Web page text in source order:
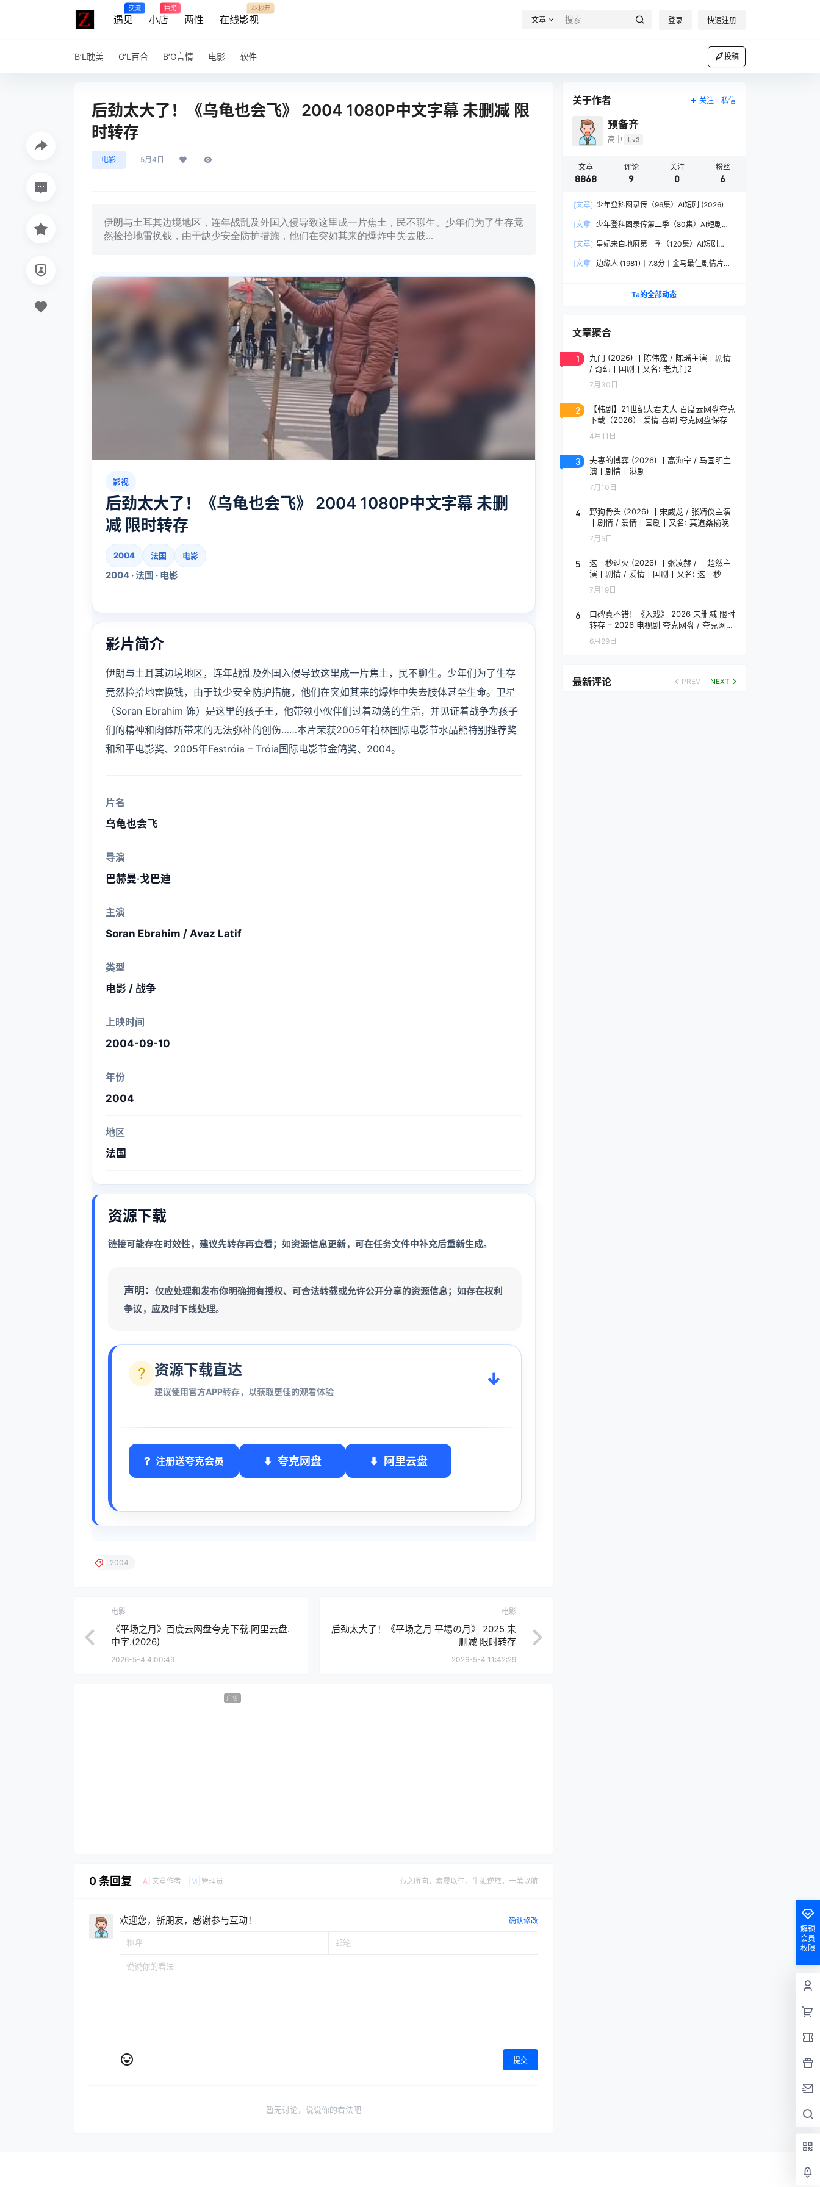
遇见
交流
小店
抽奖
两性 在线影视
4k秒开
文章 登录 快速注册
B’L耽美 G’L百合 B’G言情 电影 软件 投稿
后劲太大了！《乌龟也会飞》 2004 1080P中文字幕 未删减 限
时转存
电影 5月4日
伊朗与土耳其边境地区，连年战乱及外国入侵导致这里成一片焦土，民不聊生。少年们为了生存竟
然捡拾地雷换钱，由于缺少安全防护措施，他们在突如其来的爆炸中失去肢...
影视
后劲太大了！《乌龟也会飞》 2004 1080P中文字幕 未删
减 限时转存
2004 法国 电影
2004 · 法国 · 电影
影片简介
伊朗与土耳其边境地区，连年战乱及外国入侵导致这里成一片焦土，民不聊生。少年们为了生存
竟然捡拾地雷换钱，由于缺少安全防护措施，他们在突如其来的爆炸中失去肢体甚至生命。卫星
（Soran Ebrahim 饰）是这里的孩子王，他带领小伙伴们过着动荡的生活，并见证着战争为孩子
们的精神和肉体所带来的无法弥补的创伤……本片荣获2005年柏林国际电影节水晶熊特别推荐奖
和和平电影奖、2005年Festróia – Tróia国际电影节金鸽奖、2004。
片名
乌龟也会飞
导演
巴赫曼·戈巴迪
主演
Soran Ebrahim / Avaz Latif
类型
电影 / 战争
上映时间
2004-09-10
年份
2004
地区
法国
资源下载
链接可能存在时效性，建议先转存再查看；如资源信息更新，可在任务文件中补充后重新生成。
声明： 仅应处理和发布你明确拥有授权、可合法转载或允许公开分享的资源信息；如存在权利
争议，应及时下线处理。
? 资源下载直达
建议使用官方APP转存，以获取更佳的观看体验
↓
注册送夸克会员 夸克网盘 阿里云盘
2004
电影
《平场之月》百度云网盘夸克下载.阿里云盘.
中字.(2026)
2026-5-4 4:00:49
电影
后劲太大了！《平场之月 平場の月》 2025 未
删减 限时转存
2026-5-4 11:42:29
广告
0 条回复 A 文章作者 M 管理员 心之所向，素履以往，生如逆旅，一苇以航
欢迎您，新朋友，感谢参与互动！ 确认修改
提交
暂无讨论，说说你的看法吧
关于作者 关注 私信
预备齐
高中 Lv3
文章
8868
评论
9
关注
0
粉丝
6
[文章] 少年登科图录传（96集）AI短剧 (2026)
[文章] 少年登科图录传第二季（80集）AI短剧
[文章] 皇妃来自地府第一季（120集）AI短剧
[文章] 边缘人 (1981)丨7.8分丨金马最佳剧情片提
Ta的全部动态
文章聚合
1
九门 (2026) 丨陈伟霆 / 陈瑶主演丨剧情
/ 奇幻丨国剧丨又名: 老九门2
7月30日
2
【韩剧】21世纪大君夫人 百度云网盘夸克
下载（2026） 爱情 喜剧 夸克网盘保存
4月11日
3
夫妻的博弈 (2026) 丨高海宁 / 马国明主
演丨剧情丨港剧
7月10日
4
野狗骨头 (2026) 丨宋威龙 / 张婧仪主演
丨剧情 / 爱情丨国剧丨又名: 莫道桑榆晚
7月5日
5
这一秒过火 (2026) 丨张凌赫 / 王楚然主
演丨剧情 / 爱情丨国剧丨又名: 这一秒
7月19日
6
口碑真不错！《入戏》 2026 未删减 限时
转存 – 2026 电视剧 夸克网盘 / 夸克网盘
高清转存
6月29日
最新评论 PREV NEXT
解锁
会员
权限